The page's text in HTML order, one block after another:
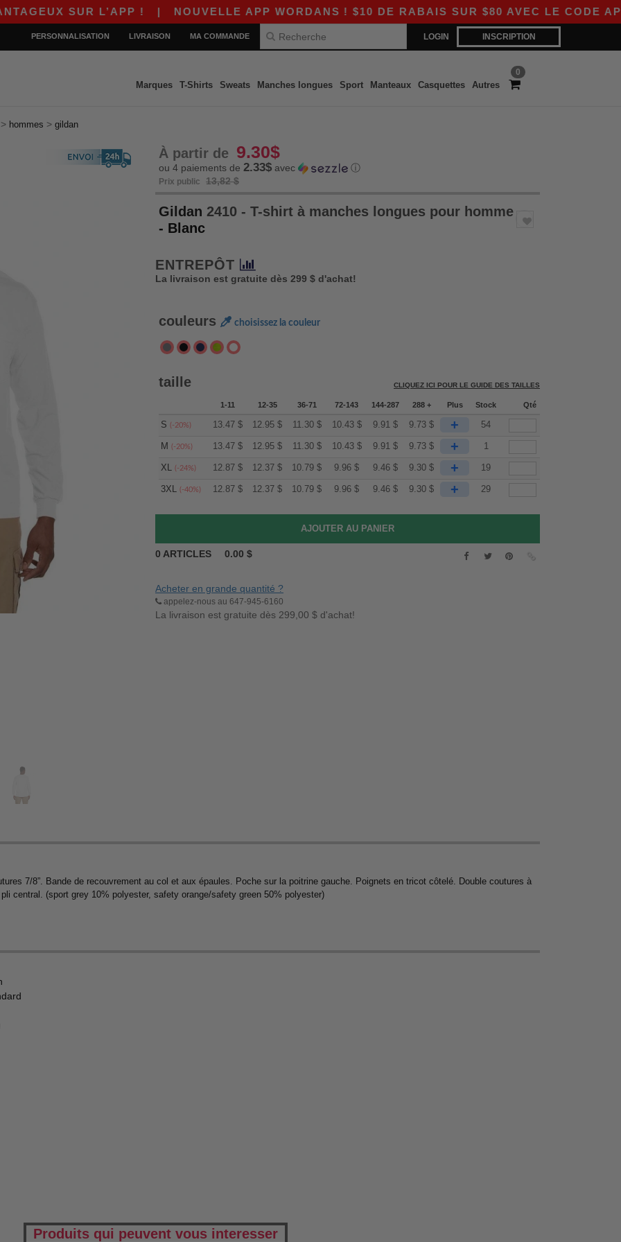
SUR L’APP !|NOUVELLE APP WORDANS ! $10 DE RABAIS SUR $80 AVEC LE CODE APP10 –
LOGIN INSCRIPTION
PERSONNALISATION LIVRAISON MA COMMANDE
0
Marques T-Shirts Sweats Manches longues Sport Manteaux Casquettes Autres
> hommes > gildan
À partir de 9.30$
ou 4 paiements de 2.33$ avec ⓘ
Prix public 13,82 $
Gildan 2410 - T-shirt à manches longues pour homme
- Blanc
ENTREPÔT
La livraison est gratuite dès 299 $ d'achat!
couleurs choisissez la couleur
taille CLIQUEZ ICI POUR LE GUIDE DES TAILLES
1-11 12-35 36-71 72-143 144-287 288 + Plus Stock Qté
S (-20%) 13.47 $ 12.95 $ 11.30 $ 10.43 $ 9.91 $ 9.73 $ + 54
M (-20%) 13.47 $ 12.95 $ 11.30 $ 10.43 $ 9.91 $ 9.73 $ + 1
XL (-24%) 12.87 $ 12.37 $ 10.79 $ 9.96 $ 9.46 $ 9.30 $ + 19
3XL (-40%) 12.87 $ 12.37 $ 10.79 $ 9.96 $ 9.46 $ 9.30 $ + 29
0 ARTICLES 0.00 $
Acheter en grande quantité ?
appelez-nous au 647-945-6160
La livraison est gratuite dès 299,00 $ d'achat!
7/8”. Bande de recouvrement au col et aux épaules. Poche sur la poitrine gauche. Poignets en tricot côtelé. Double coutures à
central. (sport grey 10% polyester, safety orange/safety green 50% polyester)
Produits qui peuvent vous interesser